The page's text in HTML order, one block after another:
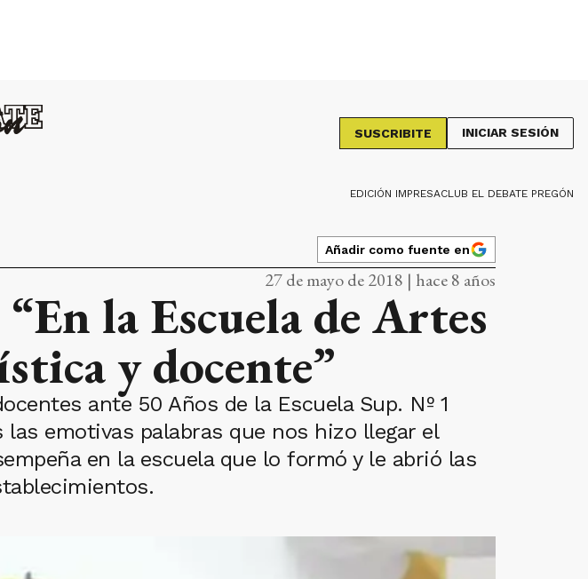
SUSCRIBITE INICIAR SESIÓN
EDICIÓN IMPRESACLUB EL DEBATE PREGÓN
Añadir como fuente en
27 de mayo de 2018 | hace 8 años
la Escuela de Artes
y docente”
ante 50 Años de la Escuela Sup. Nº 1
emotivas palabras que nos hizo llegar el
en la escuela que lo formó y le abrió las